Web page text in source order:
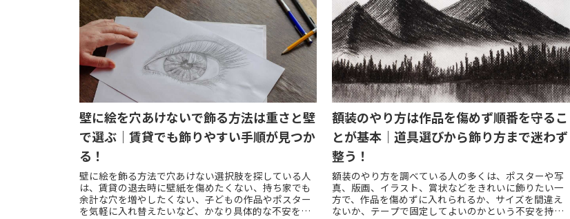
壁に絵を穴あけないで飾る方法は重さと壁
で選ぶ｜賃貸でも飾りやすい手順が見つか
る！
壁に絵を飾る方法で穴あけない選択肢を探している人
は、賃貸の退去時に壁紙を傷めたくない、持ち家でも
余計な穴を増やしたくない、子どもの作品やポスター
を気軽に入れ替えたいなど、かなり具体的な不安を持
額装のやり方は作品を傷めず順番を守るこ
とが基本｜道具選びから飾り方まで迷わず
整う！
額装のやり方を調べている人の多くは、ポスターや写
真、版画、イラスト、賞状などをきれいに飾りたい一
方で、作品を傷めずに入れられるか、サイズを間違え
ないか、テープで固定してよいのかという不安を持っ